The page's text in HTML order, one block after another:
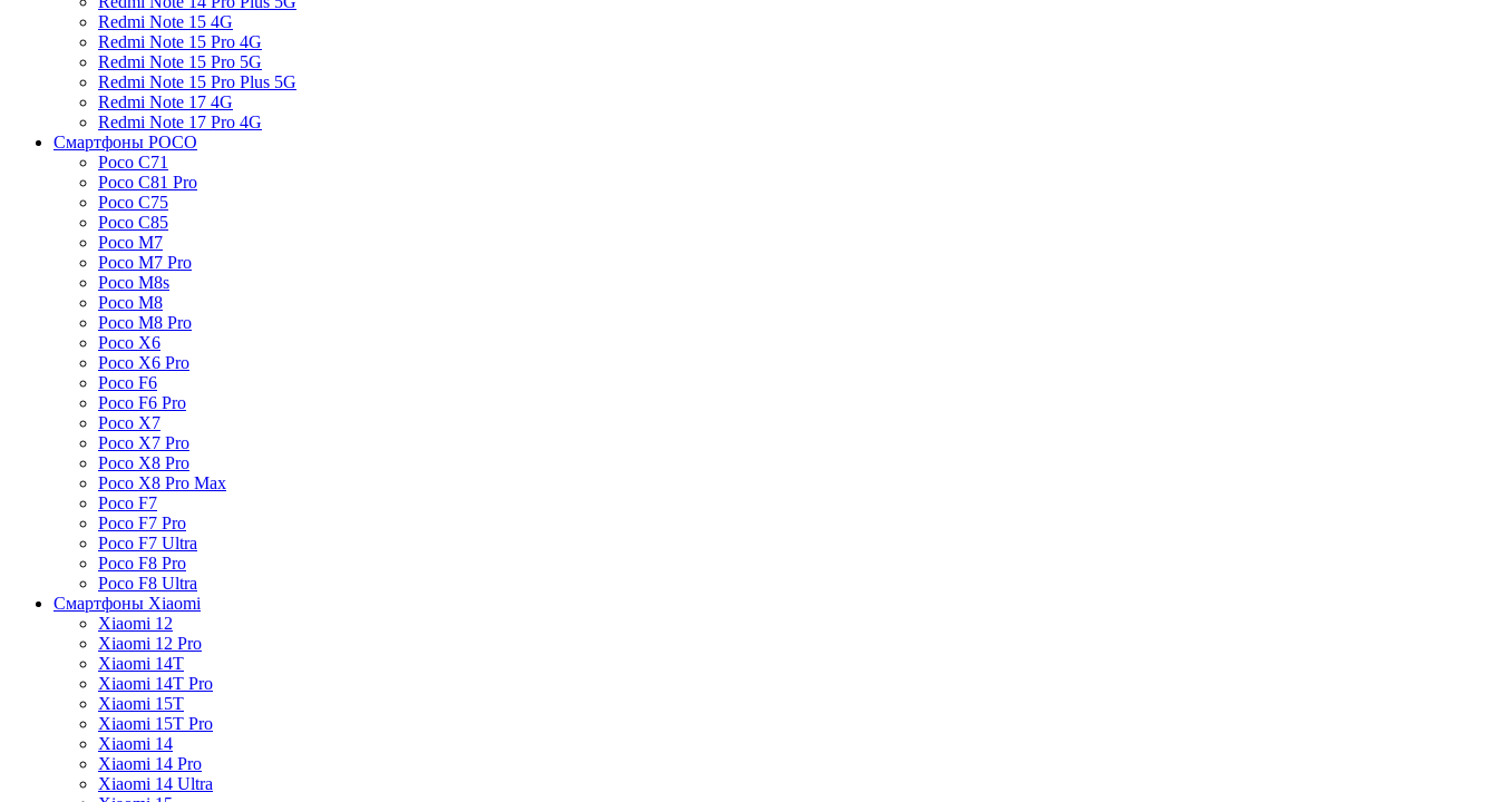
Redmi Note 15 4G
Redmi Note 15 Pro 4G
Redmi Note 15 Pro 5G
Redmi Note 15 Pro Plus 5G
Redmi Note 17 4G
Redmi Note 17 Pro 4G
Смартфоны POCO
Poco C71
Poco C81 Pro
Poco C75
Poco C85
Poco M7
Poco M7 Pro
Poco M8s
Poco M8
Poco M8 Pro
Poco X6
Poco X6 Pro
Poco F6
Poco F6 Pro
Poco X7
Poco X7 Pro
Poco X8 Pro
Poco X8 Pro Max
Poco F7
Poco F7 Pro
Poco F7 Ultra
Poco F8 Pro
Poco F8 Ultra
Смартфоны Xiaomi
Xiaomi 12
Xiaomi 12 Pro
Xiaomi 14T
Xiaomi 14T Pro
Xiaomi 15T
Xiaomi 15T Pro
Xiaomi 14
Xiaomi 14 Pro
Xiaomi 14 Ultra